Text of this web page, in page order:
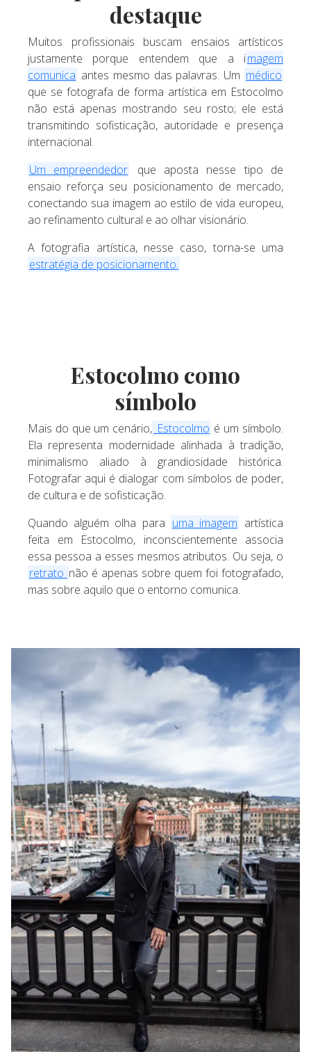
destaque
Muitos profissionais buscam ensaios artísticos
justamente porque entendem que a imagem
comunica antes mesmo das palavras. Um médico
que se fotografa de forma artística em Estocolmo
não está apenas mostrando seu rosto; ele está
transmitindo sofisticação, autoridade e presença
internacional.
Um empreendedor que aposta nesse tipo de
ensaio reforça seu posicionamento de mercado,
conectando sua imagem ao estilo de vida europeu,
ao refinamento cultural e ao olhar visionário.
A fotografia artística, nesse caso, torna-se uma
estratégia de posicionamento.
Estocolmo como
símbolo
Mais do que um cenário, Estocolmo é um símbolo.
Ela representa modernidade alinhada à tradição,
minimalismo aliado à grandiosidade histórica.
Fotografar aqui é dialogar com símbolos de poder,
de cultura e de sofisticação.
Quando alguém olha para uma imagem artística
feita em Estocolmo, inconscientemente associa
essa pessoa a esses mesmos atributos. Ou seja, o
retrato não é apenas sobre quem foi fotografado,
mas sobre aquilo que o entorno comunica.